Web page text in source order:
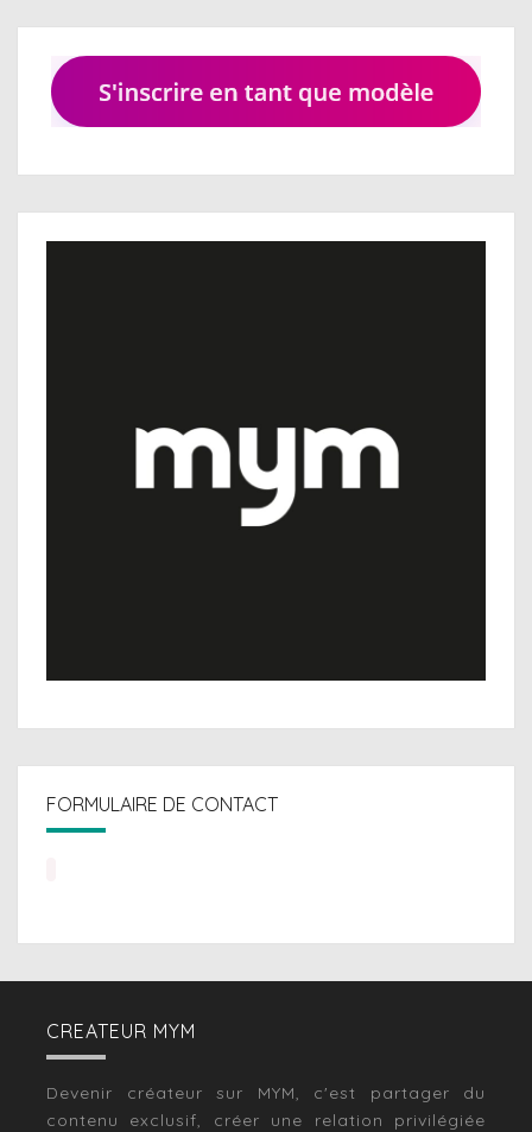
FORMULAIRE DE CONTACT
CREATEUR MYM
Devenir créateur sur MYM, c'est partager du
contenu exclusif, créer une relation privilégiée